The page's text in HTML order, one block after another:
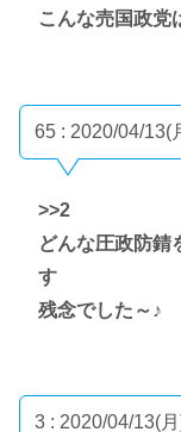
こんな売国政党
65 : 2020/04/13(
>>2
どんな圧政防錆
す
残念でした～♪
3 : 2020/04/13(